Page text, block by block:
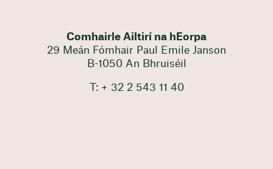
Comhairle Ailtirí na hEorpa
29 Meán Fómhair Paul Emile Janson
B-1050 An Bhruiséil
T: + 32 2 543 11 40